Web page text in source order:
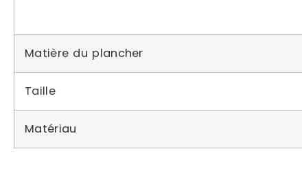
Matière du plancher
Taille
Matériau